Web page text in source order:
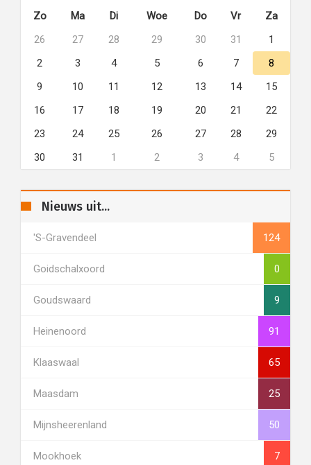
Zo
Ma Di Woe Do Vr
Za
26
27 28 29 30 31
1
2
3 4 5 6 7
8
9
10 11 12 13 14
15
16
17 18 19 20 21
22
23
24 25 26 27 28
29
30
31 1 2 3 4 5
Nieuws uit...
's-Gravendeel 124
Goidschalxoord 0
Goudswaard 9
Heinenoord 91
Klaaswaal 65
Maasdam 25
Mijnsheerenland 50
Mookhoek 7